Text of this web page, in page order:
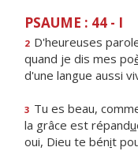
PSAUME : 44 - I
2 D'heureuses
quand je dis mes po
d'une langue aussi
3 Tu es beau,
la grâce est répandu
oui, Dieu te bénit